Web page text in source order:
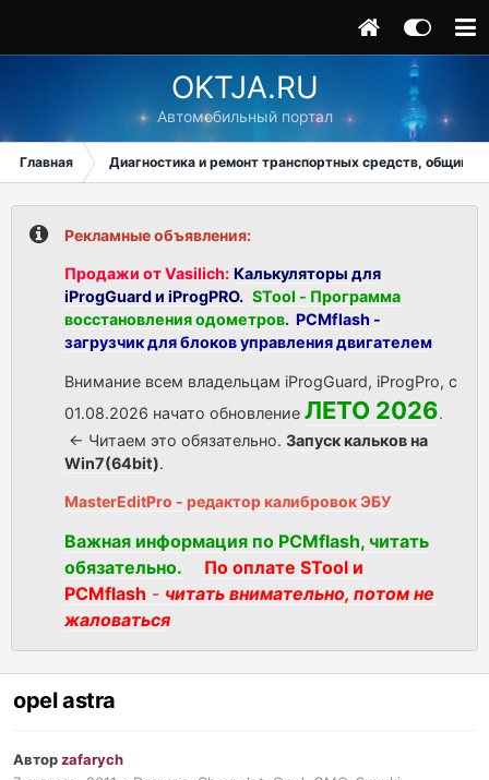
OKTJA.RU
Автомобильный портал
Главная Диагностика и ремонт транспортных средств, общий
Рекламные объявления:
Продажи от Vasilich: Калькуляторы для
iProgGuard и iProgPRO. STool - Программа
восстановления одометров. PCMflash -
загрузчик для блоков управления двигателем
Внимание всем владельцам iProgGuard, iProgPro, с
01.08.2026 начато обновление ЛЕТО 2026.
<- Читаем это обязательно. Запуск кальков на
Win7(64bit).
MasterEditPro - редактор калибровок ЭБУ
Важная информация по PCMflash, читать
обязательно.
По оплате STool и
PCMflash - читать внимательно, потом не
жаловаться
opel astra
Авторzafarych